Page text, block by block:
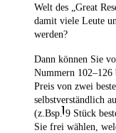
Unsere
Welt des „Great
damit viele Leute
werden?
Dann können Sie
Nummern 102–126
Preis von zwei
selbstverständlich
(z.Bsp. 9 Stück
Sie frei wählen,